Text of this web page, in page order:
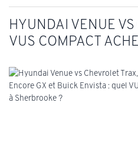
HYUNDAI VENUE
VUS COMPACT